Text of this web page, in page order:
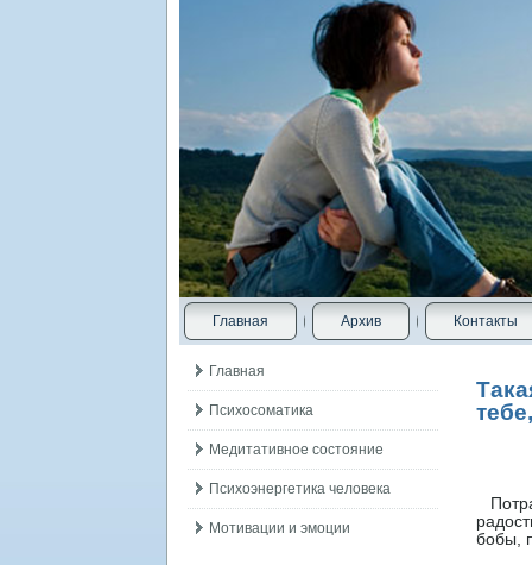
Главная Архив Контакты
Главная
Психосоматика
Медитативное состояние
Психоэнергетика человека
Мотивации и эмоции
бобы,